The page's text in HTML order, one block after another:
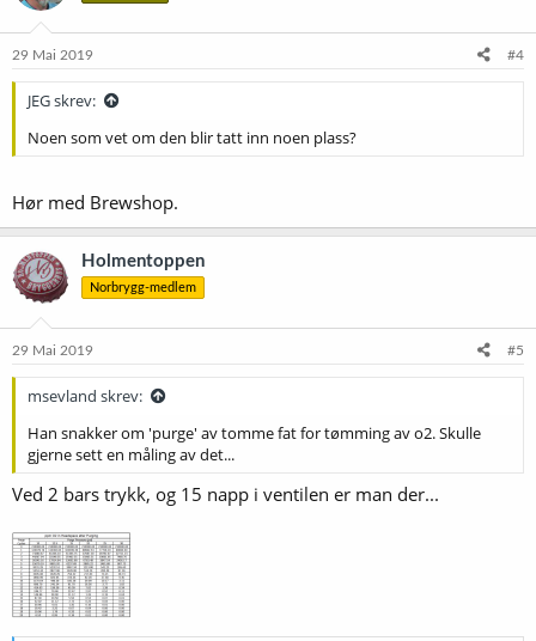
29 Mai 2019 #4
JEG skrev:
Noen som vet om den blir tatt inn noen plass?
Hør med Brewshop.
Holmentoppen
Norbrygg-medlem
29 Mai 2019 #5
msevland skrev:
Han snakker om 'purge' av tomme fat for tømming av o2. Skulle
gjerne sett en måling av det...
Ved 2 bars trykk, og 15 napp i ventilen er man der...